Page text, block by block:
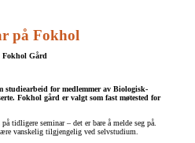
på Fokhol
Fokhol Gård
studiearbeid for medlemmer av Biologisk-
Fokhol gård er valgt som fast møtested for
tidligere seminar – det er bare å melde seg på.
vanskelig tilgjengelig ved selvstudium.